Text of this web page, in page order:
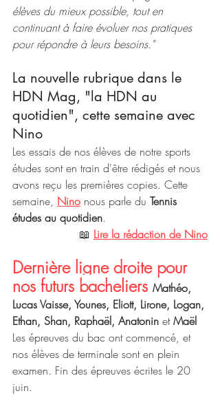
élèves du mieux possible, tout en
continuant à faire évoluer nos pratiques
pour répondre à leurs besoins."
La nouvelle rubrique dans le
HDN Mag, "la HDN au
quotidien", cette semaine avec
Nino
Les essais de nos élèves de notre sports
études sont en train d'être rédigés et nous
avons reçu les premières copies. Cette
semaine, Nino nous parle du Tennis
études au quotidien.
📖 Lire la rédaction de Nino
Dernière ligne droite pour
nos futurs bacheliers Mathéo,
Lucas Vaisse, Younes, Eliott, Lirone, Logan,
Ethan, Shan, Raphaël, Anatonin et Maël
Les épreuves du bac ont commencé, et
nos élèves de terminale sont en plein
examen. Fin des épreuves écrites le 20
juin.